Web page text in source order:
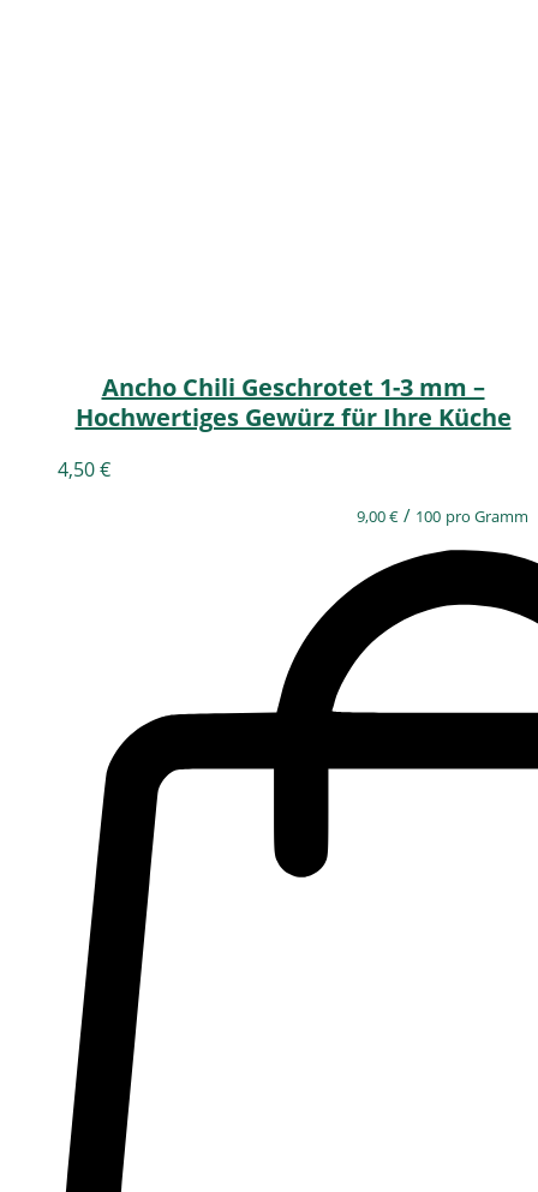
Ancho Chili Geschrotet 1-3 mm –
Hochwertiges Gewürz für Ihre Küche
4,50€
9,00€ / 100 pro Gramm